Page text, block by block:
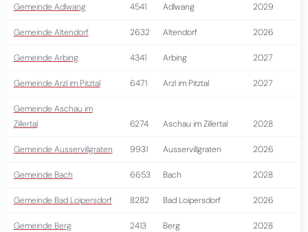
Gemeinde Adlwang 4541 Adlwang 2029
Gemeinde Altendorf 2632 Altendorf 2026
Gemeinde Arbing 4341 Arbing 2027
Gemeinde Arzl im Pitztal 6471 Arzl im Pitztal 2027
Gemeinde Aschau im
Zillertal
6274 Aschau im Zillertal 2028
Gemeinde Ausservillgraten 9931 Ausservillgraten 2026
Gemeinde Bach 6653 Bach 2028
Gemeinde Bad Loipersdorf 8282 Bad Loipersdorf 2026
Gemeinde Berg 2413 Berg 2028